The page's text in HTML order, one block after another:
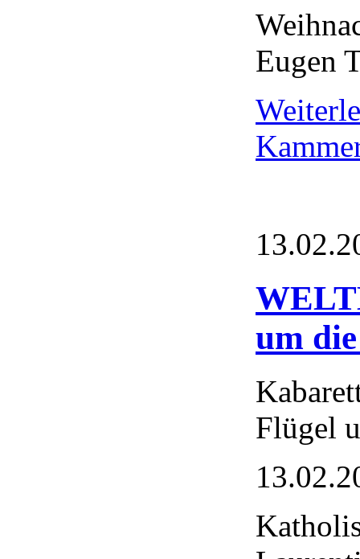
Eugen
um
Flügel